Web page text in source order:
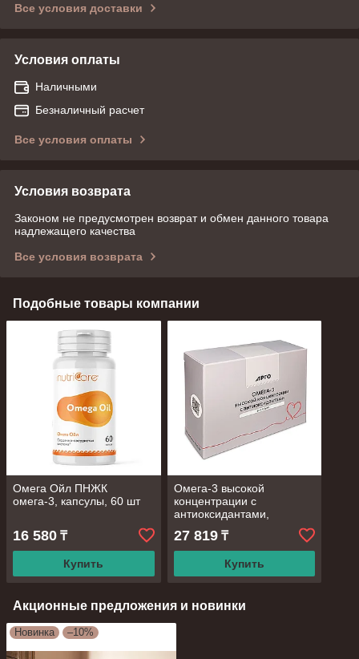
Все условия доставки
Условия оплаты
Наличными
Безналичный расчет
Все условия оплаты
Условия возврата
Законом не предусмотрен возврат и обмен данного товара
надлежащего качества
Все условия возврата
Подобные товары компании
Омега Ойл ПНЖК
омега-3, капсулы, 60 шт
16 580 ₸
Купить
Омега-3 высокой
концентрации с
антиоксидантами,
капсулы, 30 шт
27 819₸
Купить
Акционные предложения и новинки
Новинка –10%